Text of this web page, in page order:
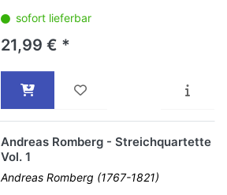
sofort lieferbar
21,99 € *
Andreas Romberg - Streichquartette
Vol. 1
Andreas Romberg (1767-1821)